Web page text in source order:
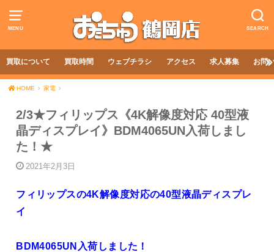
MENU SEARCH
買取について 買取時間 ウェブチラシ アクセス 求人募集 お問
HOME 家電
2/3★フィリップス《4K解像度対応 40型液
晶ディスプレイ》BDM4065UN入荷しまし
た！★
2021年2月3日
フィリップスの4K解像度対応の40型液晶ディスプレ
イ
BDM4065UN入荷しました！